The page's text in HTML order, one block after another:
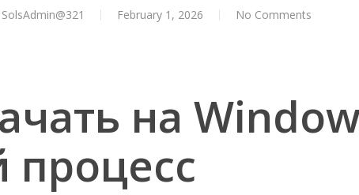
SolsAdmin@321 February 1, 2026 No Comments
на